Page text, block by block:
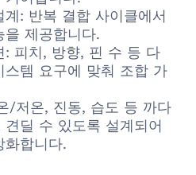
계: 반복 결합 사이클에서
을 제공합니다.
: 피치, 방향, 핀 수 등 다
스템 요구에 맞춰 조합 가
/저온, 진동, 습도 등 까다
딜 수 있도록 설계되어
화합니다.